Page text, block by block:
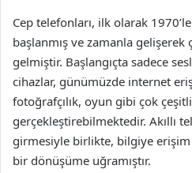
Cep telefonları, ilk olarak
başlanmış ve zamanla
gelmiştir. Başlangıçta sadece
cihazlar, günümüzde internet
fotoğrafçılık, oyun gibi çok
gerçekleştirebilmektedir. Akıllı
girmesiyle birlikte, bilgiye
bir dönüşüme uğramıştır.